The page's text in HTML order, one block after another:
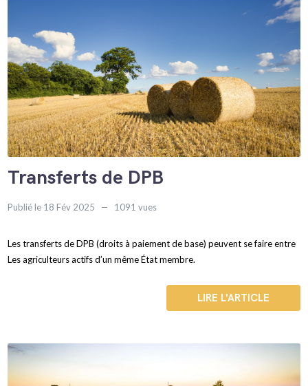
Transferts de DPB
Publié le 18 Fév 2025 1091 vues
Les transferts de DPB (droits à paiement de base) peuvent se faire entre
Les agriculteurs actifs d’un même État membre.
LIRE L'ARTICLE